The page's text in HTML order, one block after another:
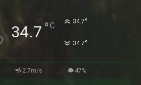
34.7 °C 34.7°
34.7°
2.7m/s 47%